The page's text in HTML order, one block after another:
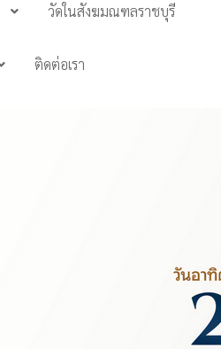
วัดในสังฆมณฑลราชบุรี
ติดต่อเรา